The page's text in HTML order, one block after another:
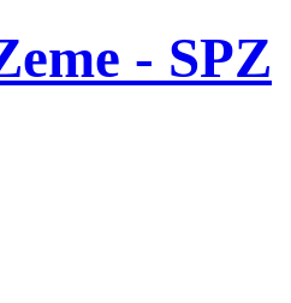
- SPZ